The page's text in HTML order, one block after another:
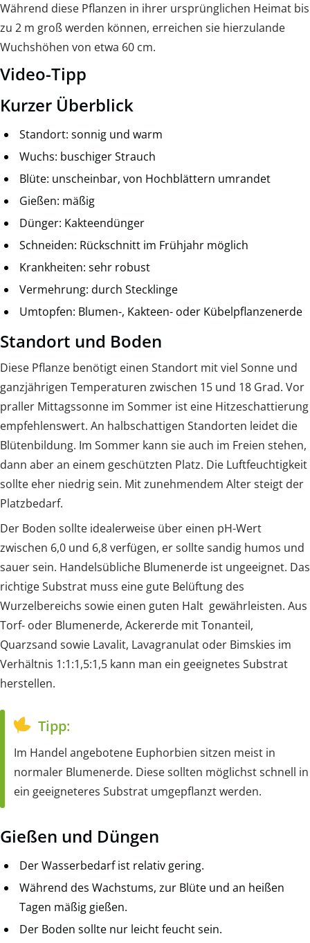
Während diese Pflanzen in ihrer ursprünglichen Heimat bis
zu 2 m groß werden können, erreichen sie hierzulande
Wuchshöhen von etwa 60 cm.
Video-Tipp
Kurzer Überblick
Standort: sonnig und warm
Wuchs: buschiger Strauch
Blüte: unscheinbar, von Hochblättern umrandet
Gießen: mäßig
Dünger: Kakteendünger
Schneiden: Rückschnitt im Frühjahr möglich
Krankheiten: sehr robust
Vermehrung: durch Stecklinge
Umtopfen: Blumen-, Kakteen- oder Kübelpflanzenerde
Standort und Boden
Diese Pflanze benötigt einen Standort mit viel Sonne und
ganzjährigen Temperaturen zwischen 15 und 18 Grad. Vor
praller Mittagssonne im Sommer ist eine Hitzeschattierung
empfehlenswert. An halbschattigen Standorten leidet die
Blütenbildung. Im Sommer kann sie auch im Freien stehen,
dann aber an einem geschützten Platz. Die Luftfeuchtigkeit
sollte eher niedrig sein. Mit zunehmendem Alter steigt der
Platzbedarf.
Der Boden sollte idealerweise über einen pH-Wert
zwischen 6,0 und 6,8 verfügen, er sollte sandig humos und
sauer sein. Handelsübliche Blumenerde ist ungeeignet. Das
richtige Substrat muss eine gute Belüftung des
Wurzelbereichs sowie einen guten Halt gewährleisten. Aus
Torf- oder Blumenerde, Ackererde mit Tonanteil,
Quarzsand sowie Lavalit, Lavagranulat oder Bimskies im
Verhältnis 1:1:1,5:1,5 kann man ein geeignetes Substrat
herstellen.
Tipp:
Im Handel angebotene Euphorbien sitzen meist in
normaler Blumenerde. Diese sollten möglichst schnell in
ein geeigneteres Substrat umgepflanzt werden.
Gießen und Düngen
Der Wasserbedarf ist relativ gering.
Während des Wachstums, zur Blüte und an heißen
Tagen mäßig gießen.
Der Boden sollte nur leicht feucht sein.